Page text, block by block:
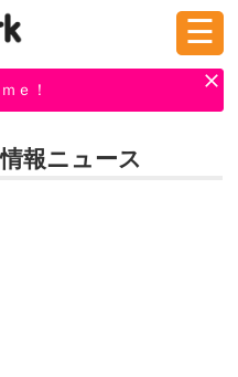
☰
ｅ！
報ニュース